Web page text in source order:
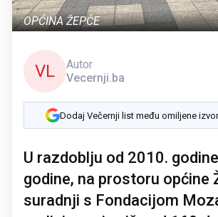
OPĆINA ŽEPČE
VL
Autor
Vecernji.ba
Dodaj Večernji list među omiljene
U razdoblju od 2010.
godine, na prostoru općine
suradnji s Fondacijom